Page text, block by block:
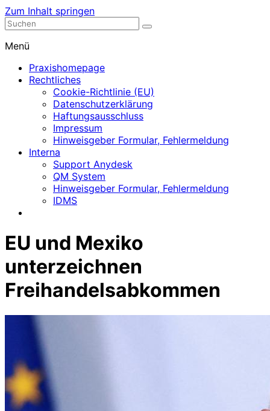
Zum Inhalt springen
Nephrologische Praxis mit Dialyse
Menü
Praxishomepage
Rechtliches
Cookie-Richtlinie (EU)
Datenschutzerklärung
Haftungsausschluss
Impressum
Hinweisgeber Formular, Fehlermeldung
Interna
Support Anydesk
QM System
Hinweisgeber Formular, Fehlermeldung
IDMS
EU und Mexiko
unterzeichnen
Freihandelsabkommen